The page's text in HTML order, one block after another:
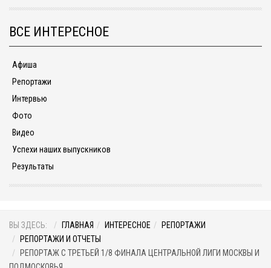
ВСЕ ИНТЕРЕСНОЕ
Афиша
Репортажи
Интервью
Фото
Видео
Успехи наших выпускников
Результаты
ВЫ ЗДЕСЬ: ГЛАВНАЯ ИНТЕРЕСНОЕ
РЕПОРТАЖИ
РЕПОРТАЖИ И ОТЧЕТЫ
РЕПОРТАЖ С ТРЕТЬЕЙ 1/8 ФИНАЛА ЦЕНТРАЛЬНОЙ ЛИГИ МОСКВЫ И